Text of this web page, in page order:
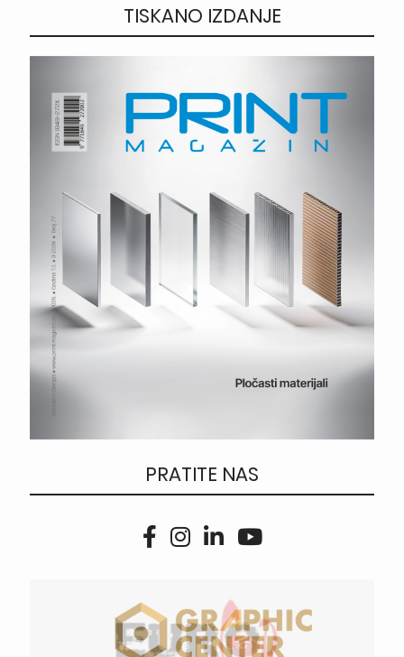
TISKANO IZDANJE
PRATITE NAS